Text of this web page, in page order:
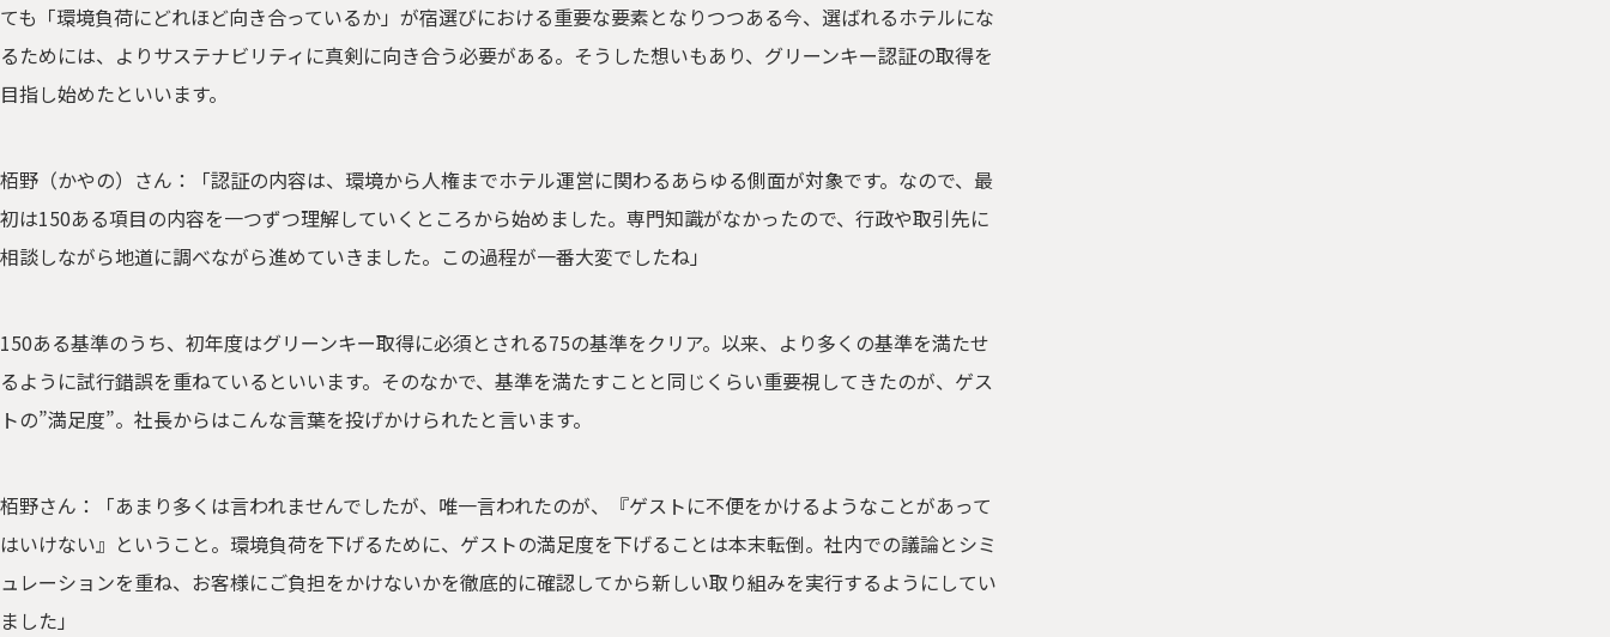
ても「環境負荷にどれほど向き合っているか」が宿選びにおける重要な要素となりつつある今、選ばれるホテルにな
るためには、よりサステナビリティに真剣に向き合う必要がある。そうした想いもあり、グリーンキー認証の取得を
目指し始めたといいます。
栢野（かやの）さん：「認証の内容は、環境から人権までホテル運営に関わるあらゆる側面が対象です。なので、最
初は150ある項目の内容を一つずつ理解していくところから始めました。専門知識がなかったので、行政や取引先に
相談しながら地道に調べながら進めていきました。この過程が一番大変でしたね」
150ある基準のうち、初年度はグリーンキー取得に必須とされる75の基準をクリア。以来、より多くの基準を満たせ
るように試行錯誤を重ねているといいます。そのなかで、基準を満たすことと同じくらい重要視してきたのが、ゲス
トの”満足度”。社長からはこんな言葉を投げかけられたと言います。
栢野さん：「あまり多くは言われませんでしたが、唯一言われたのが、『ゲストに不便をかけるようなことがあって
はいけない』ということ。環境負荷を下げるために、ゲストの満足度を下げることは本末転倒。社内での議論とシミ
ュレーションを重ね、お客様にご負担をかけないかを徹底的に確認してから新しい取り組みを実行するようにしてい
ました」